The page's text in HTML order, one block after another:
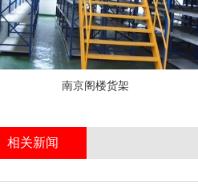
南京阁楼货架
相关新闻